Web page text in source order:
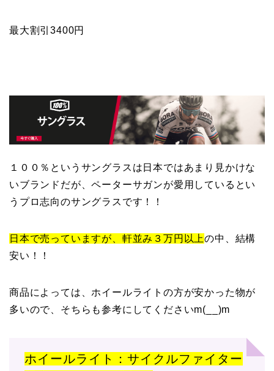
最大割引3400円
１００％というサングラスは日本ではあまり見かけな
いブランドだが、ペーターサガンが愛用しているとい
うプロ志向のサングラスです！！
日本で売っていますが、軒並み３万円以上の中、結構
安い！！
商品によっては、ホイールライトの方が安かった物が
多いので、そちらも参考にしてくださいm(__)m
ホイールライト：サイクルファイター